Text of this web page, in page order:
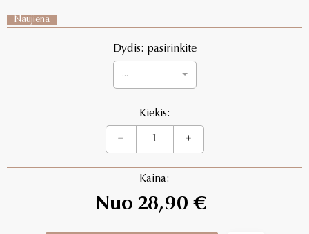
Naujiena
Dydis: pasirinkite
...
Kiekis:
Kaina:
Nuo 28,90 €